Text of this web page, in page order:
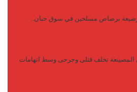
برصاص مسلحين في سوق حبان..
المصينعة تخلف قتلى وجرحى وسط اتهامات